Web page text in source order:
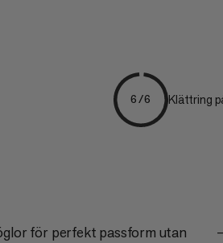
6/6 Klättring
för perfekt passform utan